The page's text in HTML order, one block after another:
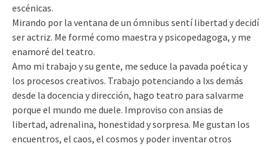
escénicas.
Mirando por la ventana de un ómnibus sentí libertad y decidí
ser actriz. Me formé como maestra y psicopedagoga, y me
enamoré del teatro.
Amo mi trabajo y su gente, me seduce la pavada poética y
los procesos creativos. Trabajo potenciando a lxs demás
desde la docencia y dirección, hago teatro para salvarme
porque el mundo me duele. Improviso con ansias de
libertad, adrenalina, honestidad y sorpresa. Me gustan los
encuentros, el caos, el cosmos y poder inventar otros